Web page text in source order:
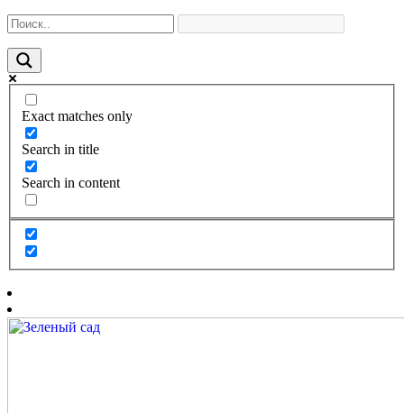
Exact matches only
Search in title
Search in content